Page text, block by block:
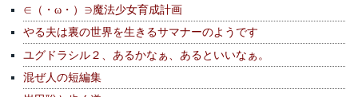
∈（・ω・）∋魔法少女育成計画
やる夫は裏の世界を生きるサマナーのようです
ユグドラシル２、あるかなぁ、あるといいなぁ。
混ぜ人の短編集